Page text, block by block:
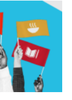
of Global